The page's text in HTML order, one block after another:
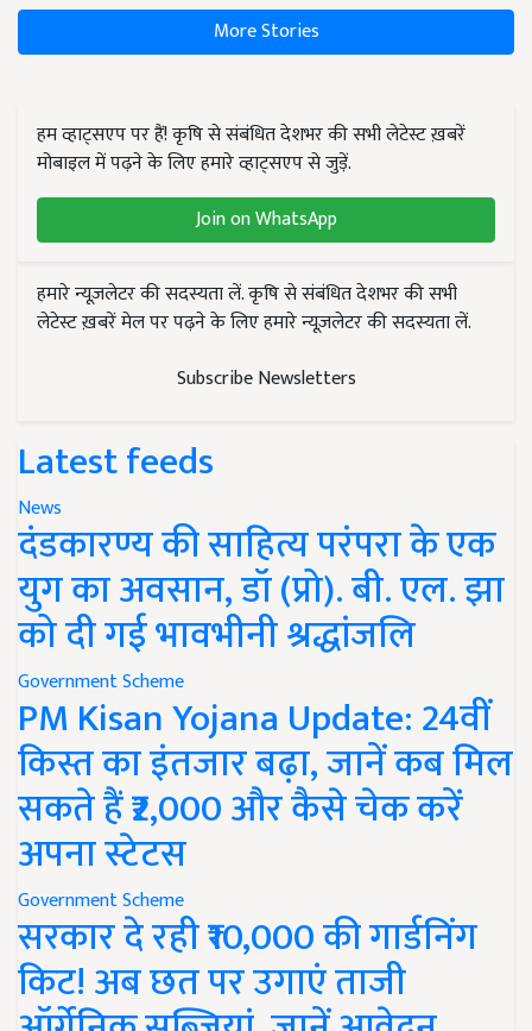
More Stories
हम व्हाट्सएप पर हैं! कृषि से संबंधित देशभर की सभी लेटेस्ट ख़बरें
मोबाइल में पढ़ने के लिए हमारे व्हाट्सएप से जुड़ें.
Join on WhatsApp
हमारे न्यूज़लेटर की सदस्यता लें. कृषि से संबंधित देशभर की सभी
लेटेस्ट ख़बरें मेल पर पढ़ने के लिए हमारे न्यूज़लेटर की सदस्यता लें.
Subscribe Newsletters
Latest feeds
News
दंडकारण्य की साहित्य परंपरा के एक
युग का अवसान, डॉ (प्रो). बी. एल. झा
को दी गई भावभीनी श्रद्धांजलि
Government Scheme
PM Kisan Yojana Update: 24वीं
किस्त का इंतजार बढ़ा, जानें कब मिल
सकते हैं ₹2,000 और कैसे चेक करें
अपना स्टेटस
Government Scheme
सरकार दे रही ₹10,000 की गार्डनिंग
किट! अब छत पर उगाएं ताजी